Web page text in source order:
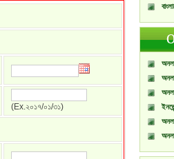
(Ex.২০১৭/০১/৩১)